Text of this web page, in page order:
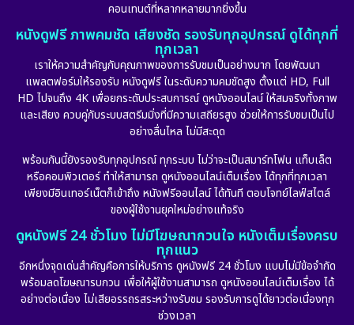
คอนเทนต์ที่หลากหลายมากยิ่งขึ้น
หนังดูฟรี ภาพคมชัด เสียงชัด รองรับทุกอุปกรณ์ ดูได้ทุกที่
ทุกเวลา
เราให้ความสำคัญกับคุณภาพของการรับชมเป็นอย่างมาก โดยพัฒนา
แพลตฟอร์มให้รองรับ หนังดูฟรี ในระดับความคมชัดสูง ตั้งแต่ HD, Full
HD ไปจนถึง 4K เพื่อยกระดับประสบการณ์ ดูหนังออนไลน์ ให้สมจริงทั้งภาพ
และเสียง ควบคู่กับระบบสตรีมมิ่งที่มีความเสถียรสูง ช่วยให้การรับชมเป็นไป
อย่างลื่นไหล ไม่มีสะดุด
พร้อมกันนี้ยังรองรับทุกอุปกรณ์ ทุกระบบ ไม่ว่าจะเป็นสมาร์ทโฟน แท็บเล็ต
หรือคอมพิวเตอร์ ทำให้สามารถ ดูหนังออนไลน์เต็มเรื่อง ได้ทุกที่ทุกเวลา
เพียงมีอินเทอร์เน็ตก็เข้าถึง หนังฟรีออนไลน์ ได้ทันที ตอบโจทย์ไลฟ์สไตล์
ของผู้ใช้งานยุคใหม่อย่างแท้จริง
ดูหนังฟรี 24 ชั่วโมง ไม่มีโฆษณากวนใจ หนังเต็มเรื่องครบ
ทุกแนว
อีกหนึ่งจุดเด่นสำคัญคือการให้บริการ ดูหนังฟรี 24 ชั่วโมง แบบไม่มีข้อจำกัด
พร้อมลดโฆษณารบกวน เพื่อให้ผู้ใช้งานสามารถ ดูหนังออนไลน์เต็มเรื่อง ได้
อย่างต่อเนื่อง ไม่เสียอรรถรสระหว่างรับชม รองรับการดูได้ยาวต่อเนื่องทุก
ช่วงเวลา